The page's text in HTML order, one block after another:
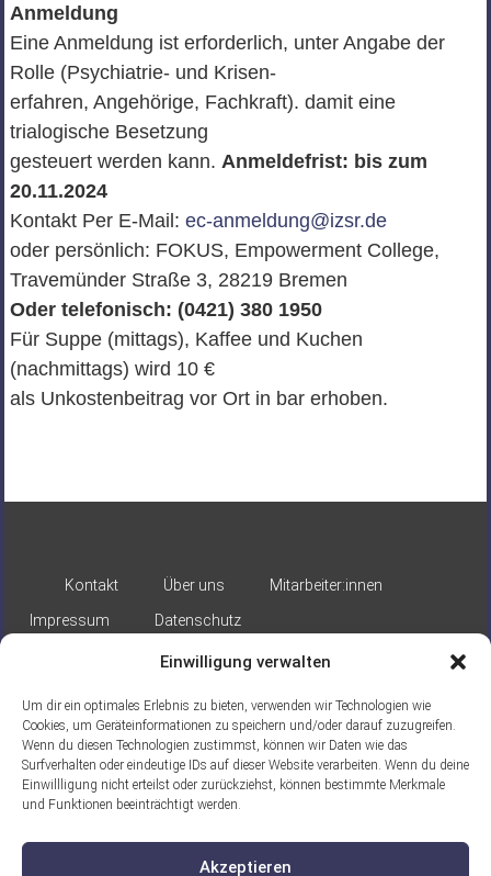
Einwilligung verwalten
Um dir ein optimales Erlebnis zu bieten, verwenden wir Technologien wie
Cookies, um Geräteinformationen zu speichern und/oder darauf zuzugreifen.
Wenn du diesen Technologien zustimmst, können wir Daten wie das
Surfverhalten oder eindeutige IDs auf dieser Website verarbeiten. Wenn du deine
Einwillligung nicht erteilst oder zurückziehst, können bestimmte Merkmale
und Funktionen beeinträchtigt werden.
Akzeptieren
Anmeldung
Eine Anmeldung ist erforderlich, unter Angabe der
Rolle (Psychiatrie- und Krisen-
erfahren, Angehörige, Fachkraft). damit eine
trialogische Besetzung
gesteuert werden kann. Anmeldefrist: bis zum
20.11.2024
Kontakt Per E-Mail: ec-anmeldung@izsr.de
oder persönlich: FOKUS, Empowerment College,
Travemünder Straße 3, 28219 Bremen
Oder telefonisch: (0421) 380 1950
Für Suppe (mittags), Kaffee und Kuchen
(nachmittags) wird 10 €
als Unkostenbeitrag vor Ort in bar erhoben.
Kontakt Über uns
Mitarbeiter:innen
Impressum
Datenschutz
Gefördert durch: